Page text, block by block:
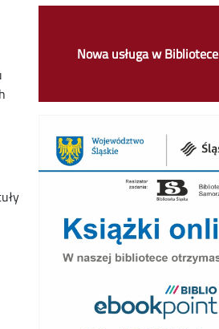
Nowa usługa w Bibliotece